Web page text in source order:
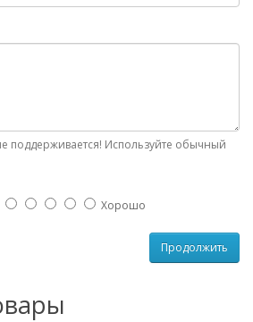
поддерживается! Используйте обычный
Хорошо
Продолжить